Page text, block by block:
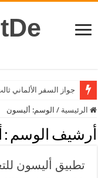
جواز السفر الألماني
الرئيسية / الوسم: أليسون
أرشيف الوسم :
تطبيق أليسون